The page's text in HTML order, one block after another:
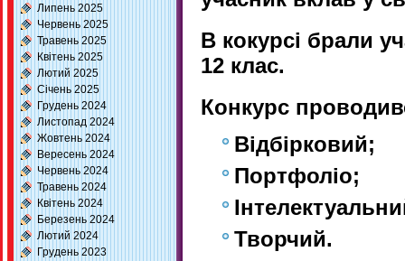
Липень 2025
Червень 2025
Травень 2025
Квітень 2025
Лютий 2025
Січень 2025
Грудень 2024
Листопад 2024
Жовтень 2024
Вересень 2024
Червень 2024
Травень 2024
Квітень 2024
Березень 2024
Лютий 2024
Грудень 2023
В кокурсі брали
12 клас.
Конкурс
Відбірковий;
Портфоліо;
Творчий.